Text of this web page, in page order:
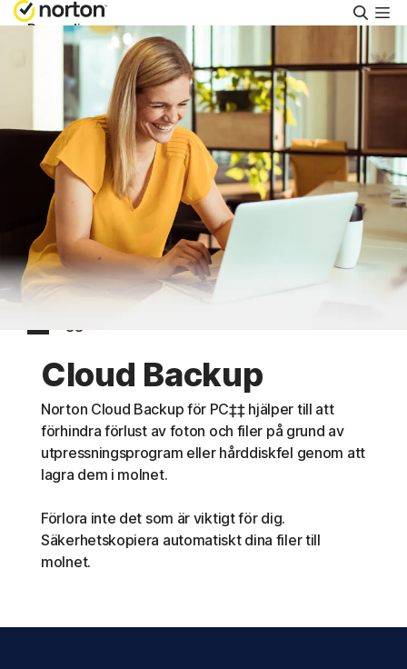
Sök
Personlig
Småföretag
Support
Prova kostnadsfritt
Sverige
Cloud Backup
Norton Cloud Backup för PC‡‡ hjälper till att
förhindra förlust av foton och filer på grund av
utpressningsprogram eller hårddiskfel genom att
lagra dem i molnet.
Förlora inte det som är viktigt för dig.
Säkerhetskopiera automatiskt dina filer till
molnet.